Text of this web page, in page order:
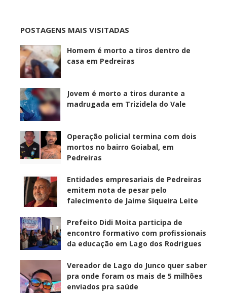
POSTAGENS MAIS VISITADAS
Homem é morto a tiros dentro de
casa em Pedreiras
Jovem é morto a tiros durante a
madrugada em Trizidela do Vale
Operação policial termina com dois
mortos no bairro Goiabal, em
Pedreiras
Entidades empresariais de Pedreiras
emitem nota de pesar pelo
falecimento de Jaime Siqueira Leite
Prefeito Didi Moita participa de
encontro formativo com profissionais
da educação em Lago dos Rodrigues
Vereador de Lago do Junco quer saber
pra onde foram os mais de 5 milhões
enviados pra saúde